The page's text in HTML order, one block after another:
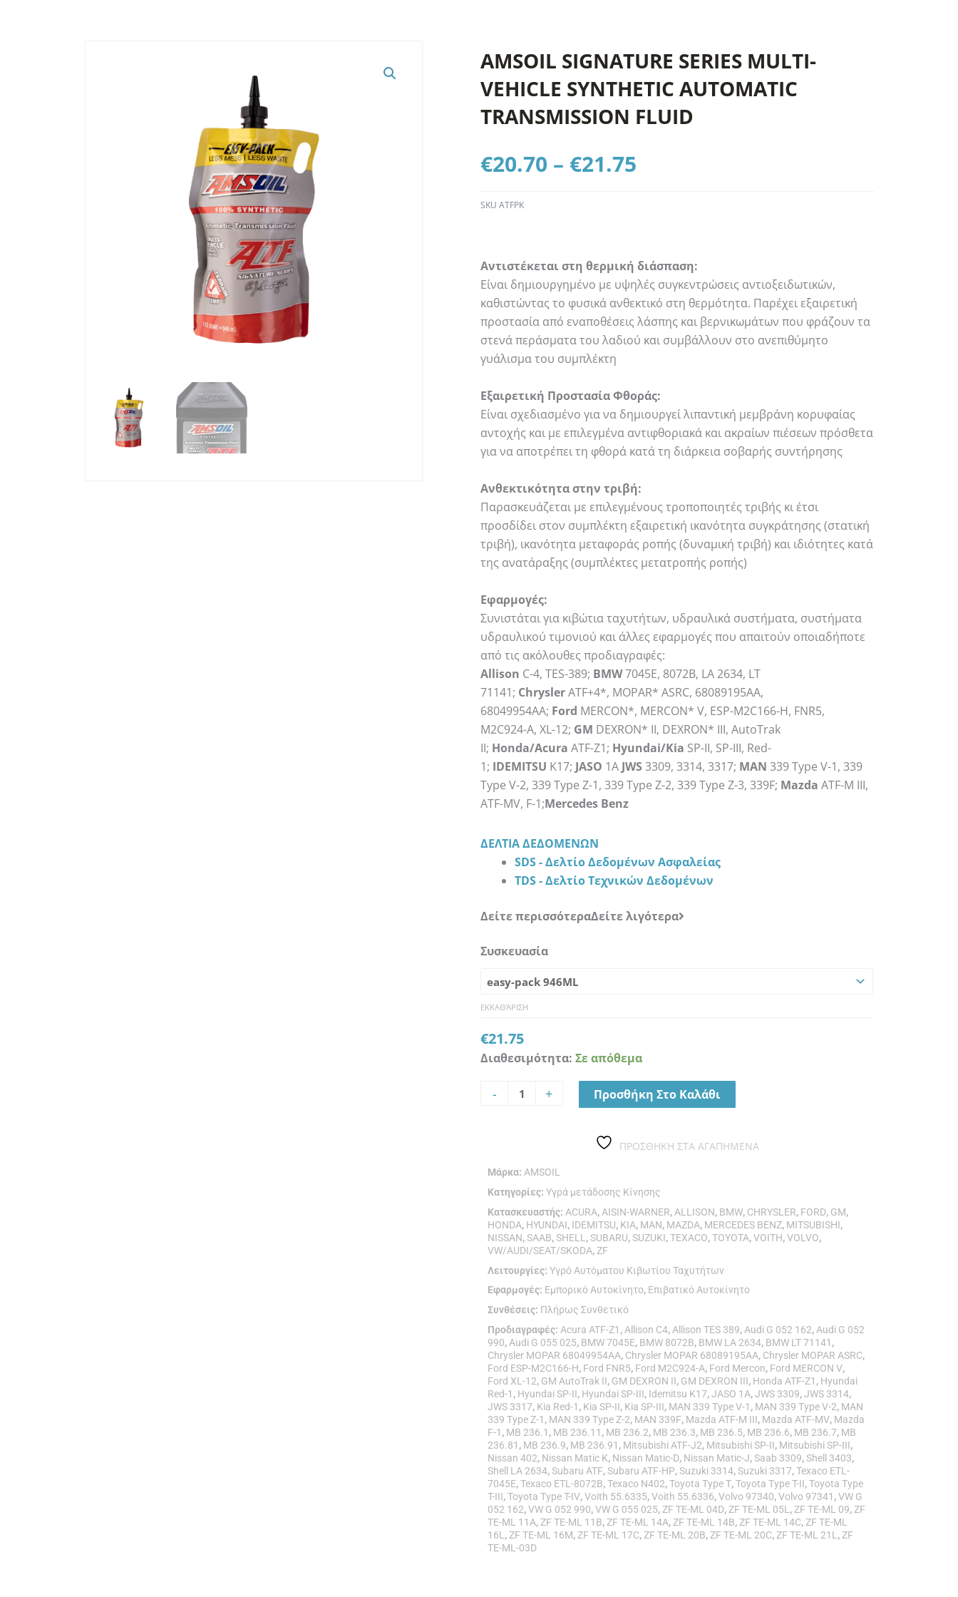
AMSOIL SIGNATURE SERIES MULTI-
VEHICLE SYNTHETIC AUTOMATIC
TRANSMISSION FLUID
€20.70 – €21.75
SKUATFPK
Αντιστέκεται στη θερμική διάσπαση:
Είναι δημιουργημένο με υψηλές συγκεντρώσεις αντιοξειδωτικών,
καθιστώντας το φυσικά ανθεκτικό στη θερμότητα. Παρέχει εξαιρετική
προστασία από εναποθέσεις λάσπης και βερνικωμάτων που φράζουν τα
στενά περάσματα του λαδιού και συμβάλλουν στο ανεπιθύμητο
γυάλισμα του συμπλέκτη
Εξαιρετική Προστασία Φθοράς:
Είναι σχεδιασμένο για να δημιουργεί λιπαντική μεμβράνη κορυφαίας
αντοχής και με επιλεγμένα αντιφθοριακά και ακραίων πιέσεων πρόσθετα
για να αποτρέπει τη φθορά κατά τη διάρκεια σοβαρής συντήρησης
Ανθεκτικότητα στην τριβή:
Παρασκευάζεται με επιλεγμένους τροποποιητές τριβής κι έτσι
προσδίδει στον συμπλέκτη εξαιρετική ικανότητα συγκράτησης (στατική
τριβή), ικανότητα μεταφοράς ροπής (δυναμική τριβή) και ιδιότητες κατά
της ανατάραξης (συμπλέκτες μετατροπής ροπής)
Εφαρμογές:
Συνιστάται για κιβώτια ταχυτήτων, υδραυλικά συστήματα, συστήματα
υδραυλικού τιμονιού και άλλες εφαρμογές που απαιτούν οποιαδήποτε
από τις ακόλουθες προδιαγραφές:
Allison C-4, TES-389; BMW7045E, 8072B, LA 2634, LT
71141; ChryslerATF+4*, MOPAR* ASRC, 68089195AA,
68049954AA; Ford MERCON*, MERCON* V, ESP-M2C166-H, FNR5,
M2C924-A, XL-12; GM DEXRON* II, DEXRON* III, AutoTrak
II; Honda/Acura ATF-Z1; Hyundai/Kia SP-II, SP-III, Red-
1; IDEMITSU K17; JASO 1A JWS 3309, 3314, 3317; MAN 339 Type V-1, 339
Type V-2, 339 Type Z-1, 339 Type Z-2, 339 Type Z-3, 339F; MazdaATF-M III,
ATF-MV, F-1;Mercedes Benz
ΔΕΛΤΊΑ ΔΕΔΟΜΈΝΩΝ
SDS - Δελτίο Δεδομένων Ασφαλείας
TDS - Δελτίο Τεχνικών Δεδομένων
Δείτε περισσότεραΔείτε λιγότερα
Συσκευασία
ΕΚΚΑΘΆΡΙΣΗ
€21.75
Διαθεσιμότητα: Σε απόθεμα
-
SIGNATURE
MULTI-
VEHICLE
AUTOMATIC
TRANSMISSION
ποσότητα
+ Προσθήκη Στο Καλάθι
ΠΡΟΣΘΉΚΗ ΣΤΑ ΑΓΑΠΗΜΈΝΑ
Μάρκα:AMSOIL
Κατηγορίες:Υγρά μετάδοσης Κίνησης
Κατασκευαστής: ACURA, AISIN-WARNER, ALLISON, BMW, CHRYSLER, FORD, GM,
HONDA, HYUNDAI, IDEMITSU, KIA, MAN, MAZDA, MERCEDES BENZ, MITSUBISHI,
NISSAN,SAAB,SHELL ,SUBARU,SUZUKI,TEXACO,TOYOTA,VOITH,VOLVO,
VW/AUDI/SEAT/SKODA, ZF
Λειτουργίες:Υγρό Αυτόματου Κιβωτίου Ταχυτήτων
Εφαρμογές: Εμπορικό Αυτοκίνητο, Επιβατικό Αυτοκίνητο
Συνθέσεις: Πλήρως Συνθετικό
Προδιαγραφές: Acura ATF-Z1 , Allison C4, Allison TES 389, Audi G 052 162, Audi G 052
990, Audi G 055 025, BMW 7045E, BMW 8072B, BMW LA 2634, BMW LT 71141 ,
Chrysler MOPAR 68049954AA, Chrysler MOPAR 68089195AA, Chrysler MOPAR ASRC,
Ford ESP-M2C166-H, Ford FNR5, Ford M2C924-A, Ford Mercon, Ford MERCON V,
Ford XL-12, GM AutoTrak II, GM DEXRON II, GM DEXRON III, Honda ATF-Z1 , Hyundai
Red-1 , Hyundai SP-II, Hyundai SP-III, Idemitsu K17,JASO 1A,JWS 3309,JWS 3314,
JWS 3317, Kia Red-1 , Kia SP-II, Kia SP-III, MAN 339 Type V-1 , MAN 339 Type V-2, MAN
339 Type Z-1 , MAN 339 Type Z-2, MAN 339F, Mazda ATF-M III, Mazda ATF-MV, Mazda
F-1 , MB 236.1 , MB 236.11 , MB 236.2, MB 236.3, MB 236.5, MB 236.6, MB 236.7, MB
236.81 , MB 236.9, MB 236.91 , Mitsubishi ATF-J2, Mitsubishi SP-II, Mitsubishi SP-III,
Nissan 402, Nissan Matic K, Nissan Matic-D, Nissan Matic-J,Saab 3309,Shell 3403,
Shell LA 2634,Subaru ATF,Subaru ATF-HP,Suzuki 3314,Suzuki 3317,Texaco ETL-
7045E,Texaco ETL-8072B,Texaco N402,Toyota Type T,Toyota Type T-II,Toyota Type
T-III,Toyota Type T-IV,Voith 55.6335,Voith 55.6336,Volvo 97340,Volvo 97341 ,VW G
052 162,VW G 052 990,VW G 055 025, ZF TE-ML 04D, ZF TE-ML 05L , ZF TE-ML 09, ZF
TE-ML 11A, ZF TE-ML 11B, ZF TE-ML 14A, ZF TE-ML 14B, ZF TE-ML 14C, ZF TE-ML
16L , ZF TE-ML 16M, ZF TE-ML 17C, ZF TE-ML 20B, ZF TE-ML 20C, ZF TE-ML 21L , ZF
TE-ML-03D